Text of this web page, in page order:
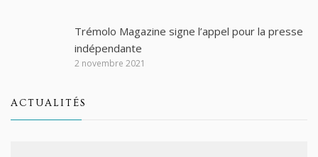
Trémolo Magazine signe l’appel pour la presse
indépendante
2 novembre 2021
ACTUALITÉS